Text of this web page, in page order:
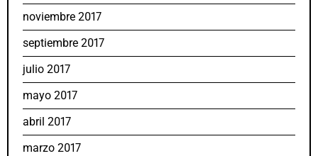
noviembre 2017
septiembre 2017
julio 2017
mayo 2017
abril 2017
marzo 2017